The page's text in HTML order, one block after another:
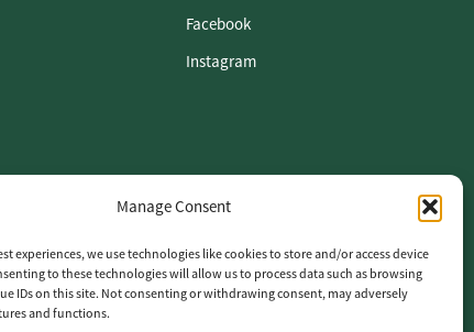
Manage Consent
experiences, we use technologies like cookies to store and/or access device
to these technologies will allow us to process data such as browsing
IDs on this site. Not consenting or withdrawing consent, may adversely
and functions.
Facebook
Instagram